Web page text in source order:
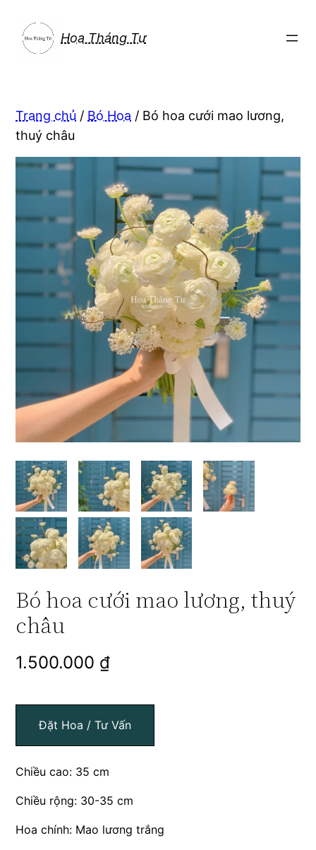
phần
Hoa Tháng Tư
Trang chủ / Bó Hoa / Bó hoa cưới mao lương,
thuý châu
Bó hoa cưới mao lương, thuý
châu
1.500.000 ₫
Đặt Hoa / Tư Vấn
Chiều cao: 35 cm
Chiều rộng: 30-35 cm
Hoa chính: Mao lương trắng